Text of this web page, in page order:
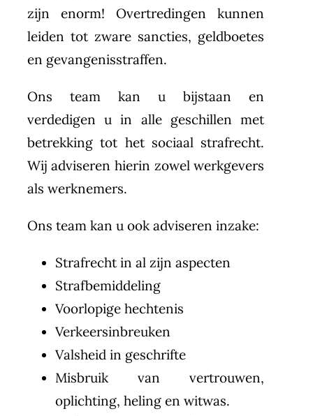
zijn enorm! Overtredingen kunnen
leiden tot zware sancties, geldboetes
en gevangenisstraffen.
Ons team kan u bijstaan en
verdedigen u in alle geschillen met
betrekking tot het sociaal strafrecht.
Wij adviseren hierin zowel werkgevers
als werknemers.
Ons team kan u ook adviseren inzake:
Strafrecht in al zijn aspecten
Strafbemiddeling
Voorlopige hechtenis
Verkeersinbreuken
Valsheid in geschrifte
Misbruik van vertrouwen,
oplichting, heling en witwas.